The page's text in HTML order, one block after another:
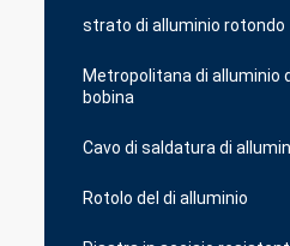
strato di alluminio rotondo
Metropolitana di alluminio
bobina
Cavo di saldatura di
Rotolo del di alluminio